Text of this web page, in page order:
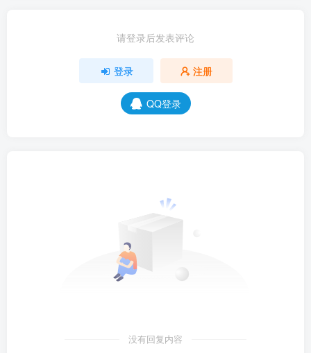
请登录后发表评论
登录 注册
QQ登录
没有回复内容